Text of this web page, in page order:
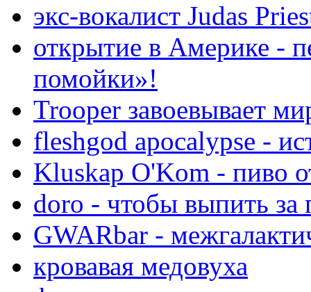
экс-вокалист Judas
открытие в Америке -
помойки»!
Trooper завоевывает
fleshgod apocalypse -
Kluskap O'Kom - пиво
doro - чтобы выпить за
GWARbar -
кровавая медовуха